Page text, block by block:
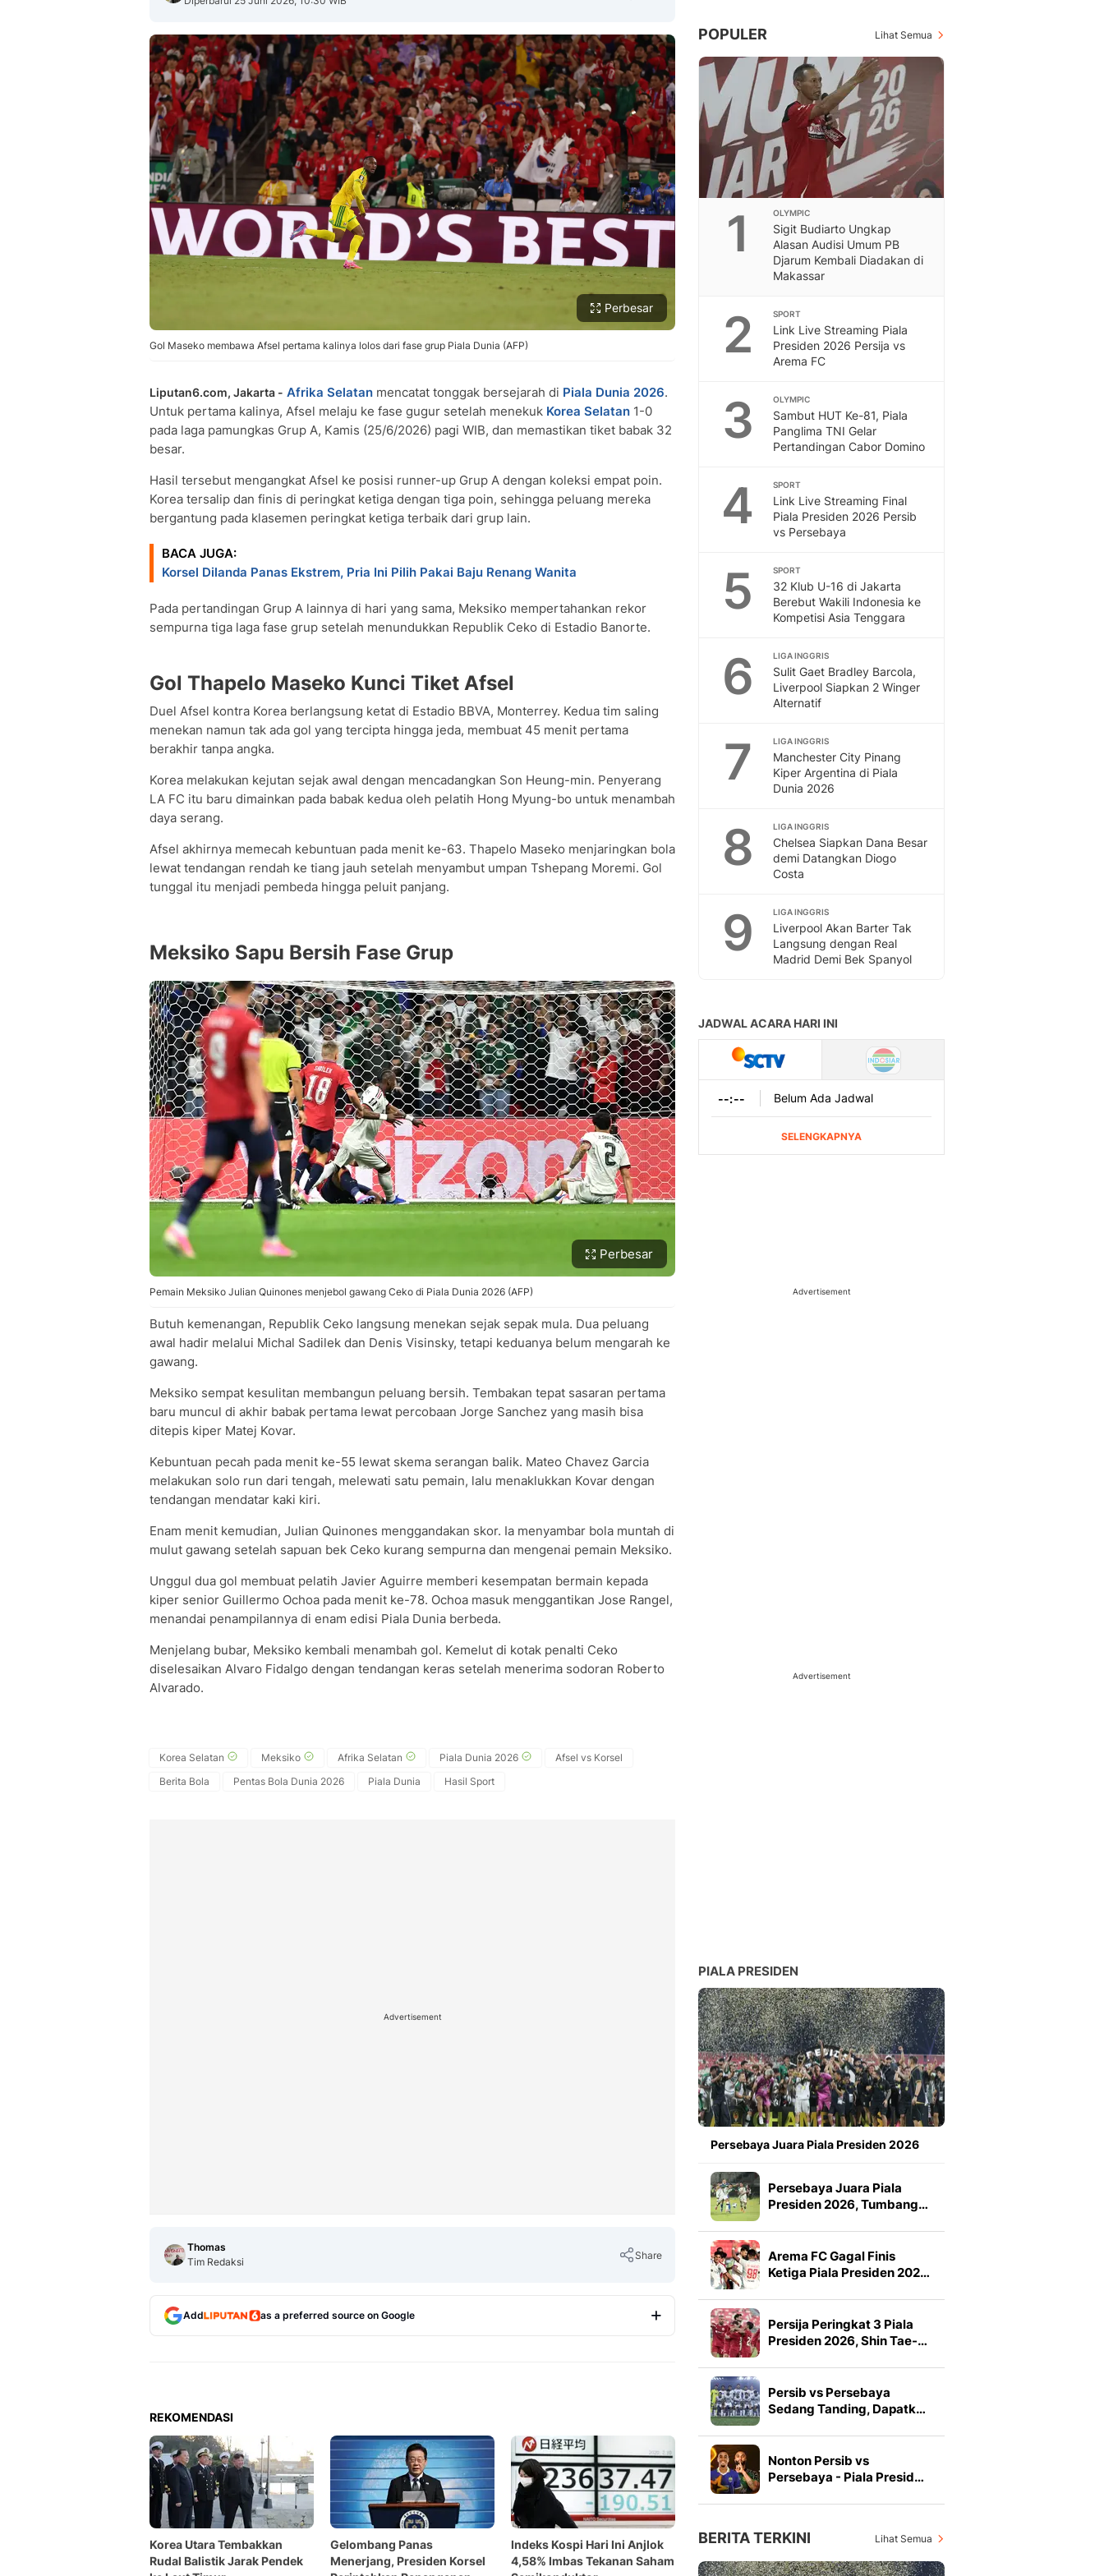
Copy Link
Perbesar
Gol Maseko membawa Afsel pertama kalinya lolos dari fase grup Piala Dunia (AFP)
Liputan6.com, Jakarta - Afrika Selatan mencatat tonggak bersejarah di Piala Dunia 2026.
Untuk pertama kalinya, Afsel melaju ke fase gugur setelah menekuk Korea Selatan 1-0
pada laga pamungkas Grup A, Kamis (25/6/2026) pagi WIB, dan memastikan tiket babak 32
besar.
Hasil tersebut mengangkat Afsel ke posisi runner-up Grup A dengan koleksi empat poin.
Korea tersalip dan finis di peringkat ketiga dengan tiga poin, sehingga peluang mereka
bergantung pada klasemen peringkat ketiga terbaik dari grup lain.
BACA JUGA:
Korsel Dilanda Panas Ekstrem, Pria Ini Pilih Pakai Baju Renang Wanita
Pada pertandingan Grup A lainnya di hari yang sama, Meksiko mempertahankan rekor
sempurna tiga laga fase grup setelah menundukkan Republik Ceko di Estadio Banorte.
Gol Thapelo Maseko Kunci Tiket Afsel
Duel Afsel kontra Korea berlangsung ketat di Estadio BBVA, Monterrey. Kedua tim saling
menekan namun tak ada gol yang tercipta hingga jeda, membuat 45 menit pertama
berakhir tanpa angka.
Korea melakukan kejutan sejak awal dengan mencadangkan Son Heung-min. Penyerang
LA FC itu baru dimainkan pada babak kedua oleh pelatih Hong Myung-bo untuk menambah
daya serang.
Afsel akhirnya memecah kebuntuan pada menit ke-63. Thapelo Maseko menjaringkan bola
lewat tendangan rendah ke tiang jauh setelah menyambut umpan Tshepang Moremi. Gol
tunggal itu menjadi pembeda hingga peluit panjang.
Meksiko Sapu Bersih Fase Grup
Perbesar
Pemain Meksiko Julian Quinones menjebol gawang Ceko di Piala Dunia 2026 (AFP)
Butuh kemenangan, Republik Ceko langsung menekan sejak sepak mula. Dua peluang
awal hadir melalui Michal Sadilek dan Denis Visinsky, tetapi keduanya belum mengarah ke
gawang.
Meksiko sempat kesulitan membangun peluang bersih. Tembakan tepat sasaran pertama
baru muncul di akhir babak pertama lewat percobaan Jorge Sanchez yang masih bisa
ditepis kiper Matej Kovar.
Kebuntuan pecah pada menit ke-55 lewat skema serangan balik. Mateo Chavez Garcia
melakukan solo run dari tengah, melewati satu pemain, lalu menaklukkan Kovar dengan
tendangan mendatar kaki kiri.
Enam menit kemudian, Julian Quinones menggandakan skor. Ia menyambar bola muntah di
mulut gawang setelah sapuan bek Ceko kurang sempurna dan mengenai pemain Meksiko.
Unggul dua gol membuat pelatih Javier Aguirre memberi kesempatan bermain kepada
kiper senior Guillermo Ochoa pada menit ke-78. Ochoa masuk menggantikan Jose Rangel,
menandai penampilannya di enam edisi Piala Dunia berbeda.
Menjelang bubar, Meksiko kembali menambah gol. Kemelut di kotak penalti Ceko
diselesaikan Alvaro Fidalgo dengan tendangan keras setelah menerima sodoran Roberto
Alvarado.
Korea Selatan Meksiko Afrika Selatan Piala Dunia 2026
Afsel vs Korsel
Berita Bola
Pentas Bola Dunia 2026 Piala Dunia Hasil Sport
Advertisement
Thomas
Tim Redaksi
Share
Add as a preferred source on Google
REKOMENDASI
Korea Utara Tembakkan
Rudal Balistik Jarak Pendek
Gelombang Panas
Menerjang, Presiden Korsel
Indeks Kospi Hari Ini Anjlok
4,58% Imbas Tekanan Saham
POPULER Lihat Semua
1 OLYMPIC
Sigit Budiarto Ungkap
Alasan Audisi Umum PB
Djarum Kembali Diadakan di
Makassar
2 SPORT
Link Live Streaming Piala
Presiden 2026 Persija vs
Arema FC
3 OLYMPIC
Sambut HUT Ke-81, Piala
Panglima TNI Gelar
Pertandingan Cabor Domino
4 SPORT
Link Live Streaming Final
Piala Presiden 2026 Persib
vs Persebaya
5 SPORT
32 Klub U-16 di Jakarta
Berebut Wakili Indonesia ke
Kompetisi Asia Tenggara
6 LIGA INGGRIS
Sulit Gaet Bradley Barcola,
Liverpool Siapkan 2 Winger
Alternatif
7 LIGA INGGRIS
Manchester City Pinang
Kiper Argentina di Piala
Dunia 2026
8 LIGA INGGRIS
Chelsea Siapkan Dana Besar
demi Datangkan Diogo
Costa
9 LIGA INGGRIS
Liverpool Akan Barter Tak
Langsung dengan Real
Madrid Demi Bek Spanyol
Advertisement
Advertisement
PIALA PRESIDEN
Persebaya Juara Piala Presiden 2026
Persebaya Juara Piala
Presiden 2026, Tumbang…
Arema FC Gagal Finis
Ketiga Piala Presiden 202…
Persija Peringkat 3 Piala
Presiden 2026, Shin Tae-…
Persib vs Persebaya
Sedang Tanding, Dapatk…
Nonton Persib vs
Persebaya - Piala Presid…
BERITA TERKINI Lihat Semua